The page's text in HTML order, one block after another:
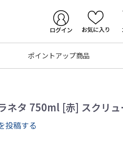
ポイントアップ商品
ネタ 750ml [赤] スクリ
投稿する